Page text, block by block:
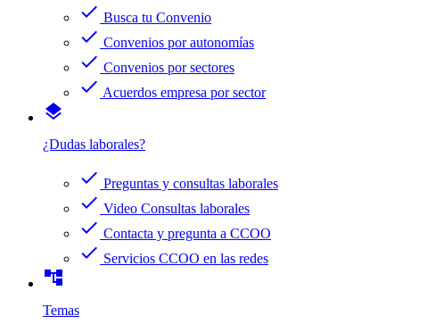
check Busca tu Convenio
check Convenios por autonomías
check Convenios por sectores
check Acuerdos empresa por sector
layers
¿Dudas laborales?
check Preguntas y consultas laborales
check Video Consultas laborales
check Contacta y pregunta a CCOO
check Servicios CCOO en las redes
account_tree
Temas